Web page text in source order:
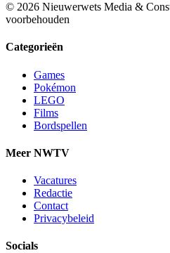
© 2026 Nieuwerwets Media &
voorbehouden
Categorieën
Games
Pokémon
LEGO
Films
Bordspellen
Meer NWTV
Vacatures
Redactie
Contact
Privacybeleid
Socials